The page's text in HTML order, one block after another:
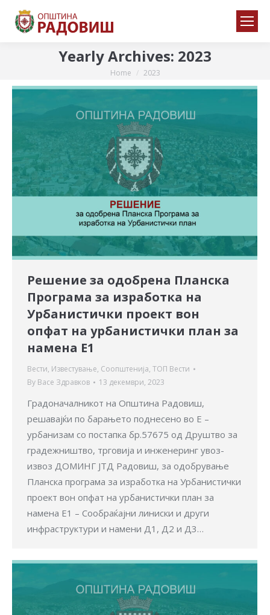
Yearly Archives: 2023
You are here:
Home 2023
Решение за одобрена Планска
Програма за изработка на
Урбанистички проект вон
опфат на урбанистички план за
намена Е1
Вести, Известување, Соопштенија, ТОП Вести
By Васе Здравков 13 декември, 2023
Градоначалникот на Општина Радовиш,
решавајќи по барањето поднесено во E –
урбанизам со постапка бр.57675 од Друштво за
градежништво, трговија и инженеринг увоз-
извоз ДОМИНГ ЈТД Радовиш, за одобрување
Планска програма за изработка на Урбанистички
проект вон опфат на урбанистички план за
намена Е1 – Сообраќајни линиски и други
инфраструктури и намени Д1, Д2 и Д3…